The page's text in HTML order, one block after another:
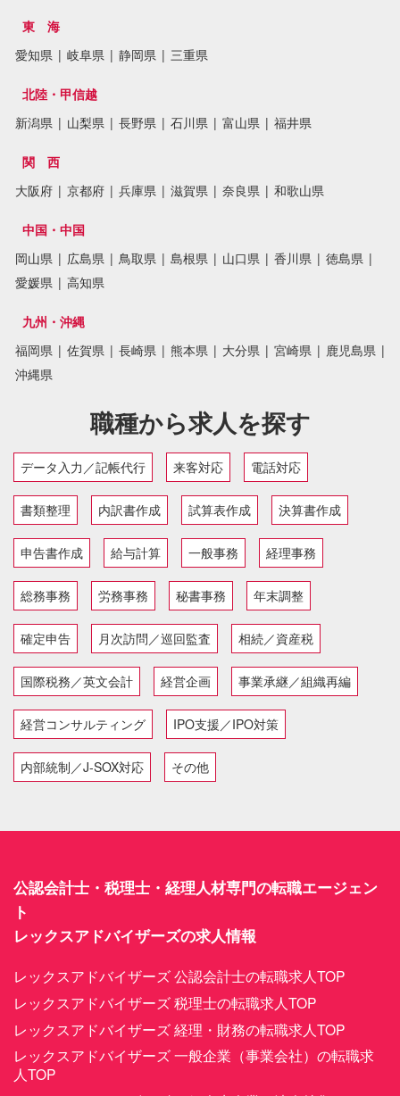
東 海
愛知県 | 岐阜県 | 静岡県 | 三重県
北陸・甲信越
新潟県 | 山梨県 | 長野県 | 石川県 | 富山県 | 福井県
関 西
大阪府 | 京都府 | 兵庫県 | 滋賀県 | 奈良県 | 和歌山県
中国・中国
岡山県 | 広島県 | 鳥取県 | 島根県 | 山口県 | 香川県 | 徳島県 |
愛媛県 | 高知県
九州・沖縄
福岡県 | 佐賀県 | 長崎県 | 熊本県 | 大分県 | 宮崎県 | 鹿児島県 |
沖縄県
職種から求人を探す
データ入力／記帳代行 来客対応 電話対応
書類整理 内訳書作成 試算表作成 決算書作成
申告書作成 給与計算 一般事務 経理事務
総務事務 労務事務 秘書事務 年末調整
確定申告 月次訪問／巡回監査 相続／資産税
国際税務／英文会計 経営企画 事業承継／組織再編
経営コンサルティング IPO支援／IPO対策
内部統制／J-SOX対応 その他
公認会計士・税理士・経理人材専門の転職エージェン
ト
レックスアドバイザーズの求人情報
レックスアドバイザーズ 公認会計士の転職求人TOP
レックスアドバイザーズ 税理士の転職求人TOP
レックスアドバイザーズ 経理・財務の転職求人TOP
レックスアドバイザーズ 一般企業（事業会社）の転職求
人TOP